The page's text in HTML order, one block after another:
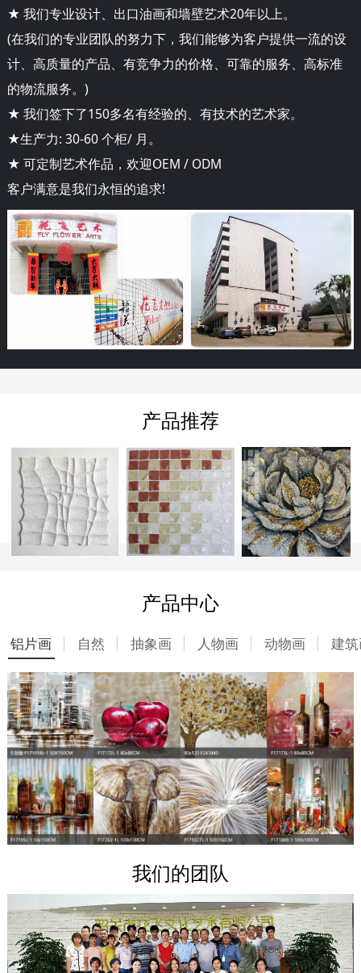
★ 我们专业设计、出口油画和墙壁艺术20年以上。
(在我们的专业团队的努力下，我们能够为客户提供一流的设
计、高质量的产品、有竞争力的价格、可靠的服务、高标准
的物流服务。)
★ 我们签下了150多名有经验的、有技术的艺术家。
★生产力: 30-60 个柜/ 月。
★ 可定制艺术作品，欢迎OEM / ODM
客户满意是我们永恒的追求!
产品推荐
产品中心
铝片画 自然 抽象画 人物画 动物画 建
我们的团队